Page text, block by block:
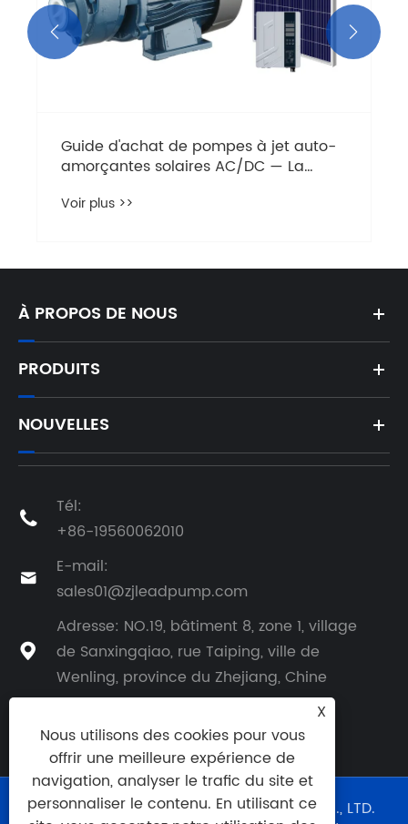
Guide d'achat de pompes à jet auto-
amorçantes solaires AC/DC — La
en eau hors réseau
Voir plus >>
 
À PROPOS DE NOUS
PRODUITS
NOUVELLES

Tél:
+86-19560062010

E-mail:
sales01@zjleadpump.com

Adresse: NO.19, bâtiment 8, zone 1, village
de Sanxingqiao, rue Taiping, ville de
Wenling, province du Zhejiang, Chine
Copyright © 2024 TAIZHOU LEAD PUMP CO., LTD.
X
Nous utilisons des cookies pour vous
offrir une meilleure expérience de
navigation, analyser le trafic du site et
personnaliser le contenu. En utilisant ce